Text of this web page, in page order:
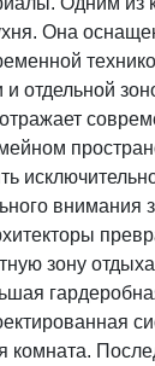
Она
отдельной
внимания
зону
комната.